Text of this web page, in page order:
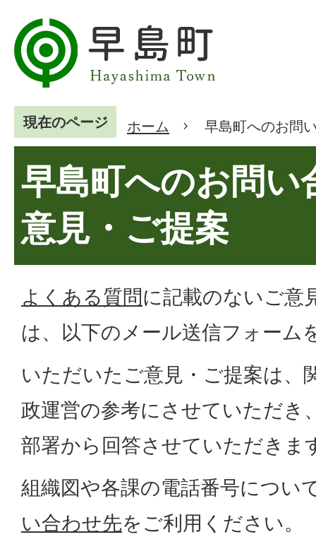
現在のページ ホーム 早島町へのお問
早島町へのお問い
意見・ご提案
よくある質問に記載のないご意
は、以下のメール送信フォーム
いただいたご意見・ご提案は、
政運営の参考にさせていただき
部署から回答させていただきま
組織図や各課の電話番号につい
い合わせ先をご利用ください。